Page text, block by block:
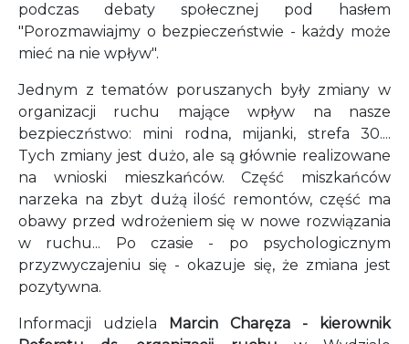
podczas debaty społecznej pod hasłem
"Porozmawiajmy o bezpieczeństwie - każdy może
mieć na nie wpływ".
Jednym z tematów poruszanych były zmiany w
organizacji ruchu mające wpływ na nasze
bezpieczństwo: mini rodna, mijanki, strefa 30....
Tych zmiany jest dużo, ale są głównie realizowane
na wnioski mieszkańców. Część miszkańców
narzeka na zbyt dużą ilość remontów, część ma
obawy przed wdrożeniem się w nowe rozwiązania
w ruchu... Po czasie - po psychologicznym
przyzwyczajeniu się - okazuje się, że zmiana jest
pozytywna.
Informacji udziela
Marcin Charęza - kierownik